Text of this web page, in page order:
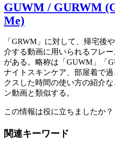
GUWM / GURWM
Me)
「GRWM」に対して、帰宅後
介する動画に用いられるフレー
がある。略称は「GUWM」「
ナイトスキンケア、部屋着で
クスした時間の使い方の紹介
ン動画と類似する。
この情報は役に立ちましたか？
関連キーワード